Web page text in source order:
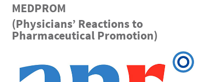
Contenu
Texte
MEDPROM
(Physicians’ Reactions to
Pharmaceutical Promotion)